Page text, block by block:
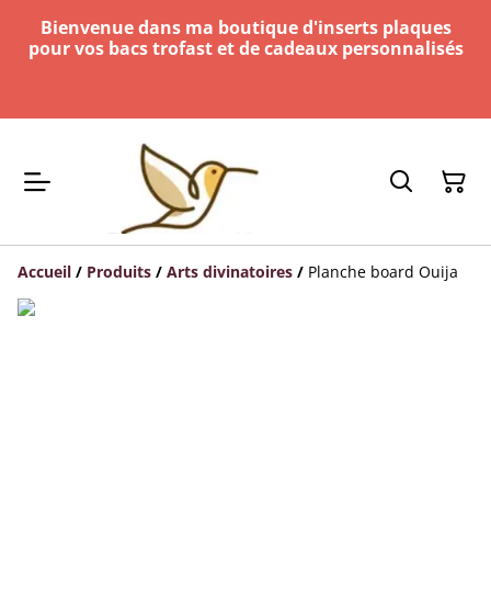
Bienvenue dans ma boutique d'inserts plaques
pour vos bacs trofast et de cadeaux personnalisés
Accueil / Produits / Arts divinatoires / Planche board Ouija